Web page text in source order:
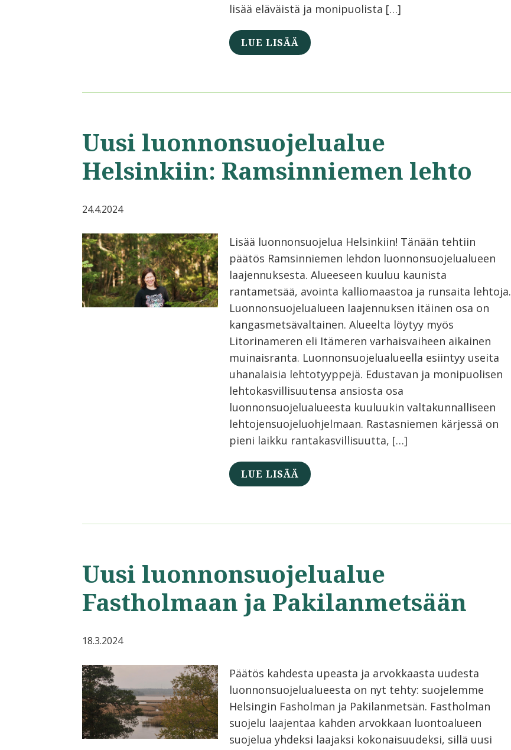
lisää eläväistä ja monipuolista […]
LUE LISÄÄ
Uusi luonnonsuojelualue
Helsinkiin: Ramsinniemen lehto
24.4.2024
Lisää luonnonsuojelua Helsinkiin! Tänään tehtiin
päätös Ramsinniemen lehdon luonnonsuojelualueen
laajennuksesta. Alueeseen kuuluu kaunista
rantametsää, avointa kalliomaastoa ja runsaita lehtoja.
Luonnonsuojelualueen laajennuksen itäinen osa on
kangasmetsävaltainen. Alueelta löytyy myös
Litorinameren eli Itämeren varhaisvaiheen aikainen
muinaisranta. Luonnonsuojelualueella esiintyy useita
uhanalaisia lehtotyyppejä. Edustavan ja monipuolisen
lehtokasvillisuutensa ansiosta osa
luonnonsuojelualueesta kuuluukin valtakunnalliseen
lehtojensuojeluohjelmaan. Rastasniemen kärjessä on
pieni laikku rantakasvillisuutta, […]
LUE LISÄÄ
Uusi luonnonsuojelualue
Fastholmaan ja Pakilanmetsään
18.3.2024
Päätös kahdesta upeasta ja arvokkaasta uudesta
luonnonsuojelualueesta on nyt tehty: suojelemme
Helsingin Fasholman ja Pakilanmetsän. Fastholman
suojelu laajentaa kahden arvokkaan luontoalueen
suojelua yhdeksi laajaksi kokonaisuudeksi, sillä uusi